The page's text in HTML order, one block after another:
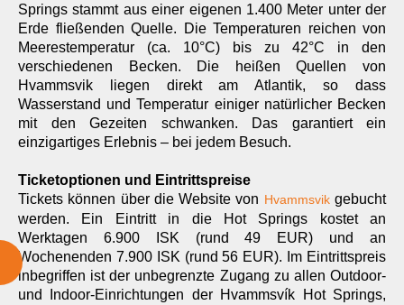
Springs stammt aus einer eigenen 1.400 Meter unter der
Erde fließenden Quelle. Die Temperaturen reichen von
Meerestemperatur (ca. 10°C) bis zu 42°C in den
verschiedenen Becken. Die heißen Quellen von
Hvammsvik liegen direkt am Atlantik, so dass
Wasserstand und Temperatur einiger natürlicher Becken
mit den Gezeiten schwanken. Das garantiert ein
einzigartiges Erlebnis – bei jedem Besuch.
Ticketoptionen und Eintrittspreise
Tickets können über die Website von Hvammsvikgebucht
werden. Ein Eintritt in die Hot Springs kostet an
Werktagen 6.900 ISK (rund 49 EUR) und an
Wochenenden 7.900 ISK (rund 56 EUR). Im Eintrittspreis
inbegriffen ist der unbegrenzte Zugang zu allen Outdoor-
und Indoor-Einrichtungen der Hvammsvík Hot Springs,